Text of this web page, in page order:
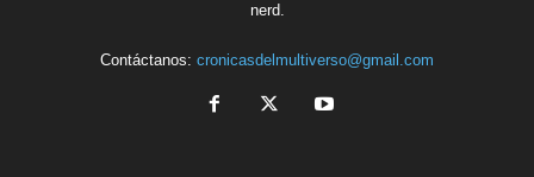
nerd.
Contáctanos: cronicasdelmultiverso@gmail.com